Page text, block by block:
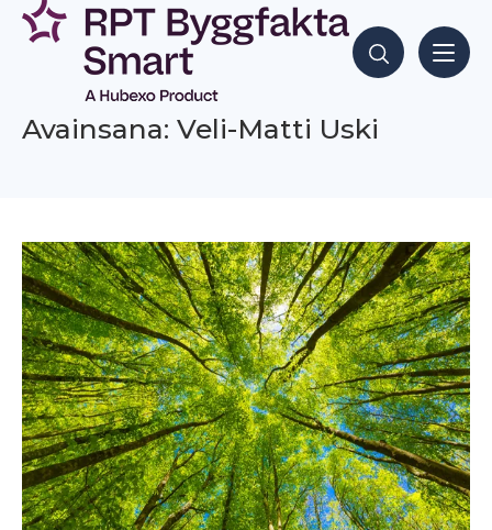
Siirry
sisältöön
Hae sisältöjä
Avainsana: Veli-Matti Uski